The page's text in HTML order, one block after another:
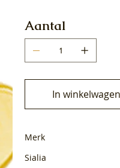
Aantal
In winkelwagen
Merk
Sialia